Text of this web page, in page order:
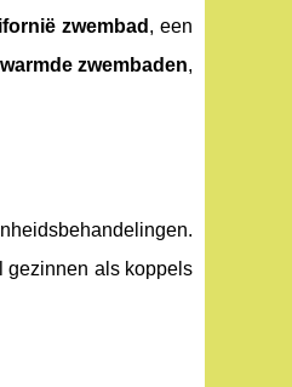
zwembad , een
zwembaden,
gezinnen als koppels